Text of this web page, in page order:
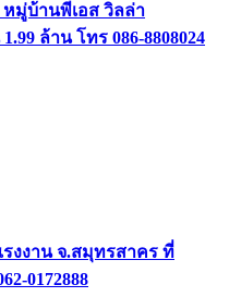
หมู่บ้านพีเอส วิลล่า
ล้าน โทร 086-8808024
งงาน จ.สมุทรสาคร ที่
0172888